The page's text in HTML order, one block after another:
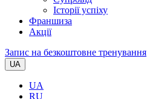
Історії успіху
Франшиза
Акції
Запис на безкоштовне тренування
UA
UA
RU